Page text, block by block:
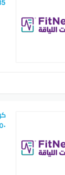
٥٠٪ اضافي